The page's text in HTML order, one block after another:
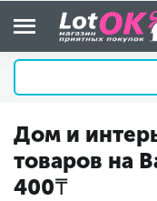
Дом и
товаров на
400₸